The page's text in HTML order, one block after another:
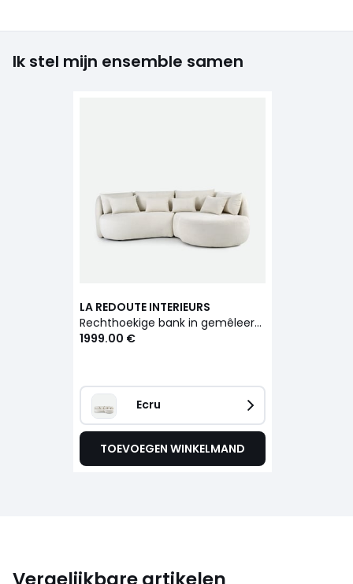
Ik stel mijn ensemble samen
LA REDOUTE INTERIEURS
Rechthoekige bank in gemêleerd chenille, NICO
1999.00 €
Ecru
TOEVOEGEN WINKELMAND